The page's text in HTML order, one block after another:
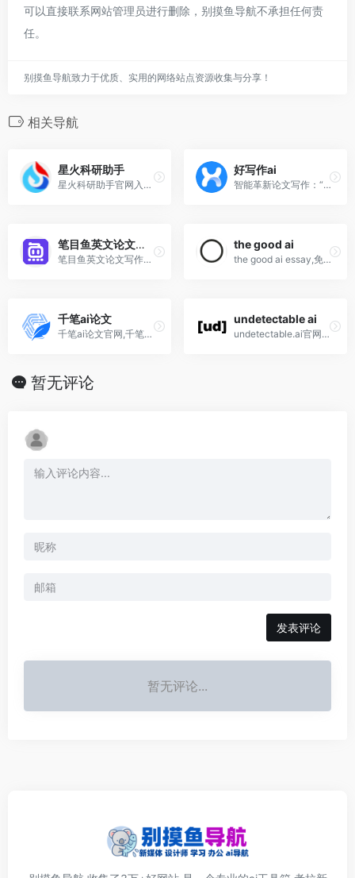
可以直接联系网站管理员进行删除，别摸鱼导航不承担任何责
任。
别摸鱼导航致力于优质、实用的网络站点资源收集与分享！
相关导航
星火科研助手
星火科研助手官网入口网页版,...
好写作ai
智能革新论文写作：“好写作AI”如何帮大学生论文效率提升300%
笔目鱼英文论文写作器
笔目鱼英文论文写作神器官网,...
the good ai
the good ai essay,免费ai论文写作工具会员值得吗?怎么用?
千笔ai论文
千笔ai论文官网,千笔aipaperp...
undetectable ai
undetectable.ai官网,ai论文...
暂无评论
发表评论
暂无评论...